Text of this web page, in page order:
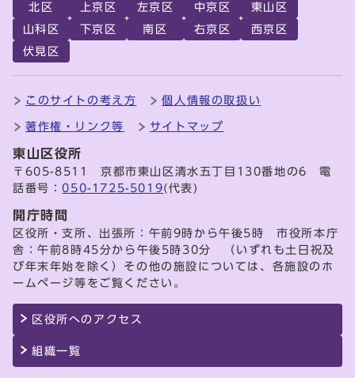
北区 上京区 左京区 中京区
東山区
山科区
下京区 南区 右京区
西京区
伏見区
このサイトの考え方 個人情報の取扱い
著作権・リンク等 サイトマップ
東山区役所
〒605-8511 京都市東山区清水五丁目130番地の6 電
話番号：050-1725-5019(代表)
開庁時間
区役所・支所、出張所：午前9時から午後5時 市役所本庁
舎：午前8時45分から午後5時30分 （いずれも土日祝及
び年末年始を除く）その他の施設については、各施設のホ
ームページ等をご覧ください。
区役所へのアクセス
組織一覧